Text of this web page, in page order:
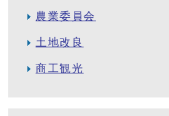
農業委員会
土地改良
商工観光